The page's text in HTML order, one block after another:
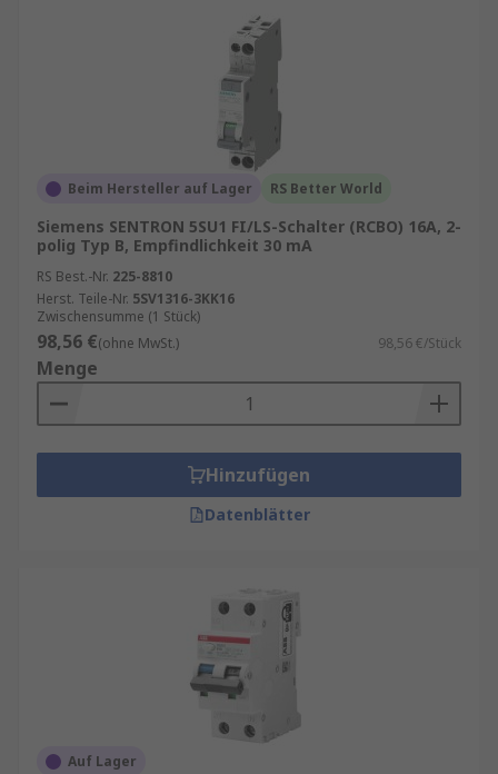
Beim Hersteller auf Lager RS Better World
Siemens SENTRON 5SU1 FI/LS-Schalter (RCBO) 16A, 2-
polig Typ B, Empfindlichkeit 30 mA
RS Best.-Nr. 225-8810
Herst. Teile-Nr. 5SV1316-3KK16
Zwischensumme (1 Stück)
98,56 €(ohne MwSt.) 98,56 €/Stück
Menge
Hinzufügen
Datenblätter
Auf Lager